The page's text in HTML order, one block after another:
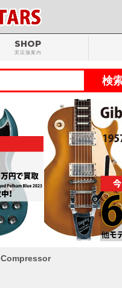
SHOP
実店舗案内
Compressor